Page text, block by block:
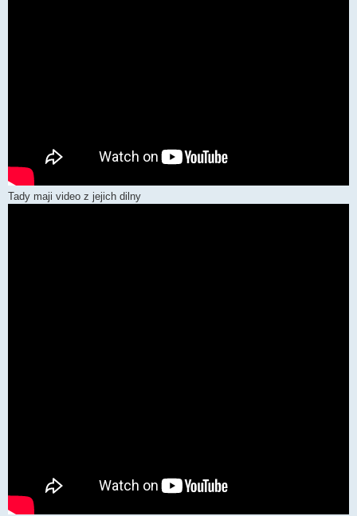
Tady maji video z jejich dilny